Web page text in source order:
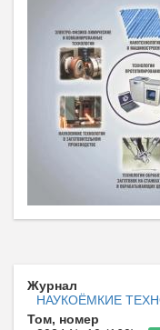
Журнал
НАУКОЁМКИЕ
Том, номер